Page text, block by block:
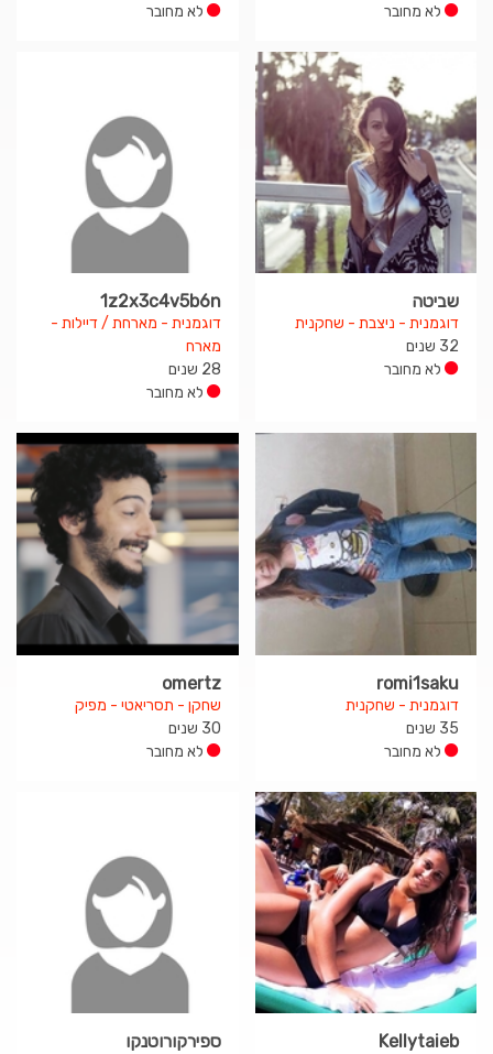
לא מחובר
לא מחובר
שביטה
דוגמנית - ניצבת - שחקנית
32 שנים
לא מחובר
1z2x3c4v5b6n
דוגמנית - מארחת / דיילות -
מארח
28 שנים
לא מחובר
romi1saku
דוגמנית - שחקנית
35 שנים
לא מחובר
omertz
שחקן - תסריאטי - מפיק
30 שנים
לא מחובר
Kellytaieb ספירקורוטנקו